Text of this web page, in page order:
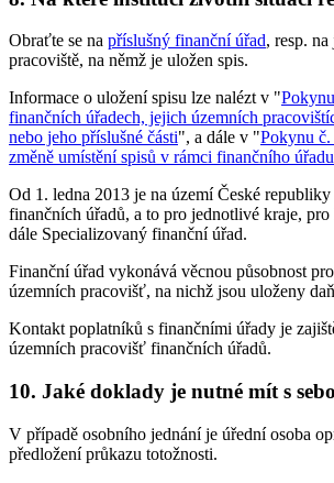
Obraťte se na příslušný finanční úřad, resp.
pracoviště, na němž je uložen spis.
Informace o uložení spisu lze nalézt v "
finančních úřadech, jejich územních
nebo jeho příslušné části", a dále v "Pokynu
změně umístění spisů v rámci finančního úřadu
Od 1. ledna 2013 je na území České
finančních úřadů, a to pro jednotlivé kraje, pro
dále Specializovaný finanční úřad.
Finanční úřad vykonává věcnou působnost
územních pracovišť, na nichž jsou uloženy
Kontakt poplatníků s finančními úřady je
územních pracovišť finančních úřadů.
10. Jaké doklady je nutné mít s
V případě osobního jednání je úřední osoba
předložení průkazu totožnosti.